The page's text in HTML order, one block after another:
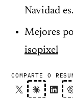
Navidad
Mejores
isopixel
COMPARTE O